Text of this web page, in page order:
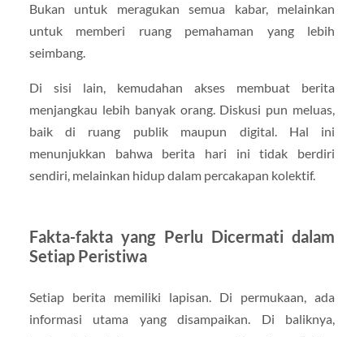
Bukan untuk meragukan semua kabar, melainkan
untuk memberi ruang pemahaman yang lebih
seimbang.
Di sisi lain, kemudahan akses membuat berita
menjangkau lebih banyak orang. Diskusi pun meluas,
baik di ruang publik maupun digital. Hal ini
menunjukkan bahwa berita hari ini tidak berdiri
sendiri, melainkan hidup dalam percakapan kolektif.
Fakta-fakta yang Perlu Dicermati dalam
Setiap Peristiwa
Setiap berita memiliki lapisan. Di permukaan, ada
informasi utama yang disampaikan. Di baliknya,